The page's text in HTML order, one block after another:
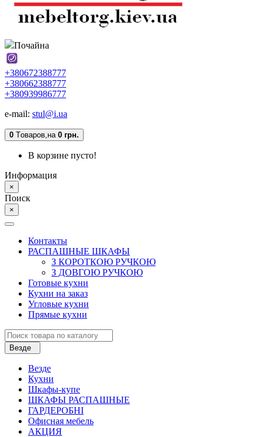
Почайна
+380672388777
+380662388777
+380939986777
e-mail: stul@i.ua
0 Tоваров,на 0 грн.
В корзине пусто!
Информация
×
Поиск
×
Контакты
РАСПАШНЫЕ ШКАФЫ
З КОРОТКОЮ РУЧКОЮ
З ДОВГОЮ РУЧКОЮ
Готовые кухни
Кухни на заказ
Угловые кухни
Прямые кухни
Везде
Везде
Кухни
Шкафы-купе
ШКАФЫ РАСПАШНЫЕ
ГАРДЕРОБНІ
Офисная мебель
АКЦИЯ